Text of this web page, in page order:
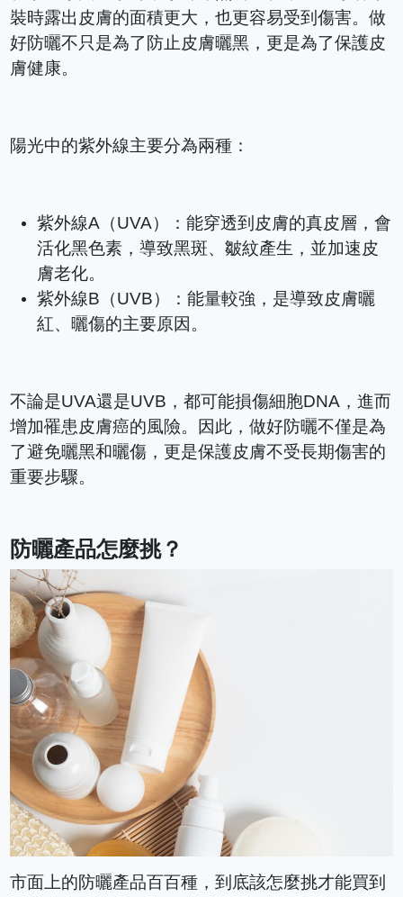
裝時露出皮膚的面積更大，也更容易受到傷害。做
好防曬不只是為了防止皮膚曬黑，更是為了保護皮
膚健康。
陽光中的紫外線主要分為兩種：
紫外線A（UVA）：能穿透到皮膚的真皮層，會
活化黑色素，導致黑斑、皺紋產生，並加速皮
膚老化。
紫外線B（UVB）：能量較強，是導致皮膚曬
紅、曬傷的主要原因。
不論是UVA還是UVB，都可能損傷細胞DNA，進而
增加罹患皮膚癌的風險。因此，做好防曬不僅是為
了避免曬黑和曬傷，更是保護皮膚不受長期傷害的
重要步驟。
防曬產品怎麼挑？
市面上的防曬產品百百種，到底該怎麼挑才能買到